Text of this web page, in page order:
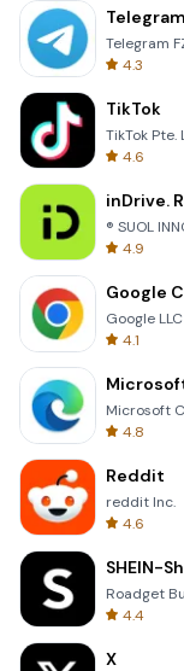
Telegram
Telegram
4.3
TikTok
TikTok Pte.
4.6
inDrive.
® SUOL
4.9
Google
Google LLC
4.1
Microsoft
4.8
Reddit
reddit Inc.
4.6
SHEIN-
Roadget
4.4
X